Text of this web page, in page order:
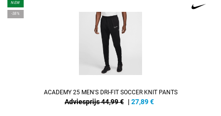
NEW
-38%
ACADEMY 25 MEN'S DRI-FIT SOCCER KNIT PANTS
Adviesprijs 44,99 € | 27,89€